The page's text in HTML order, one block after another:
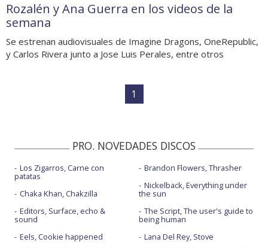
Rozalén y Ana Guerra en los videos de la
semana
Se estrenan audiovisuales de Imagine Dragons, OneRepublic,
y Carlos Rivera junto a Jose Luis Perales, entre otros
1
PRO. NOVEDADES DISCOS
Los Zigarros, Carne con
patatas
Chaka Khan, Chakzilla
Editors, Surface, echo &
sound
Eels, Cookie happened
Brandon Flowers, Thrasher
Nickelback, Everything under
the sun
The Script, The user's guide to
being human
Lana Del Rey, Stove